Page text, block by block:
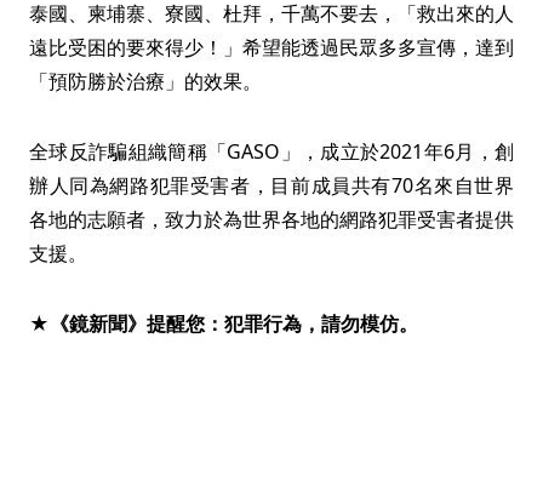
泰國、柬埔寨、寮國、杜拜，千萬不要去，「救出來的人
遠比受困的要來得少！」希望能透過民眾多多宣傳，達到
「預防勝於治療」的效果。
全球反詐騙組織簡稱「GASO」，成立於2021年6月，創
辦人同為網路犯罪受害者，目前成員共有70名來自世界
各地的志願者，致力於為世界各地的網路犯罪受害者提供
支援。
★《鏡新聞》提醒您：犯罪行為，請勿模仿。